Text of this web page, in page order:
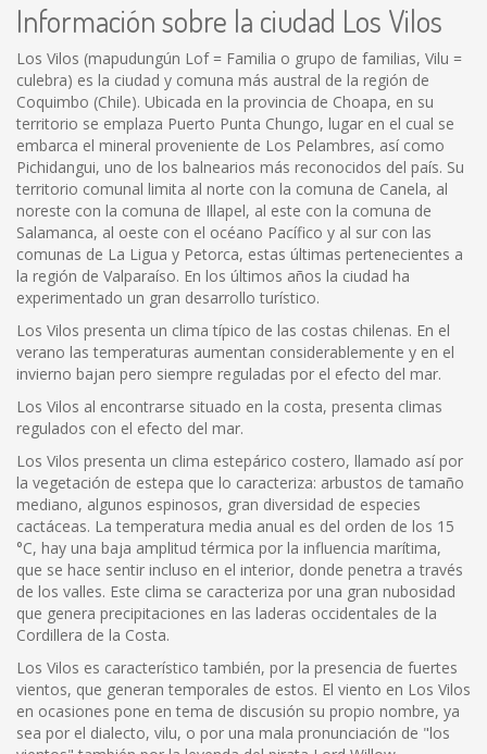
Información sobre la ciudad Los Vilos
Los Vilos (mapudungún Lof = Familia o grupo de familias, Vilu =
culebra) es la ciudad y comuna más austral de la región de
Coquimbo (Chile). Ubicada en la provincia de Choapa, en su
territorio se emplaza Puerto Punta Chungo, lugar en el cual se
embarca el mineral proveniente de Los Pelambres, así como
Pichidangui, uno de los balnearios más reconocidos del país. Su
territorio comunal limita al norte con la comuna de Canela, al
noreste con la comuna de Illapel, al este con la comuna de
Salamanca, al oeste con el océano Pacífico y al sur con las
comunas de La Ligua y Petorca, estas últimas pertenecientes a
la región de Valparaíso. En los últimos años la ciudad ha
experimentado un gran desarrollo turístico.
Los Vilos presenta un clima típico de las costas chilenas. En el
verano las temperaturas aumentan considerablemente y en el
invierno bajan pero siempre reguladas por el efecto del mar.
Los Vilos al encontrarse situado en la costa, presenta climas
regulados con el efecto del mar.
Los Vilos presenta un clima estepárico costero, llamado así por
la vegetación de estepa que lo caracteriza: arbustos de tamaño
mediano, algunos espinosos, gran diversidad de especies
cactáceas. La temperatura media anual es del orden de los 15
°C, hay una baja amplitud térmica por la influencia marítima,
que se hace sentir incluso en el interior, donde penetra a través
de los valles. Este clima se caracteriza por una gran nubosidad
que genera precipitaciones en las laderas occidentales de la
Cordillera de la Costa.
Los Vilos es característico también, por la presencia de fuertes
vientos, que generan temporales de estos. El viento en Los Vilos
en ocasiones pone en tema de discusión su propio nombre, ya
sea por el dialecto, vilu, o por una mala pronunciación de "los